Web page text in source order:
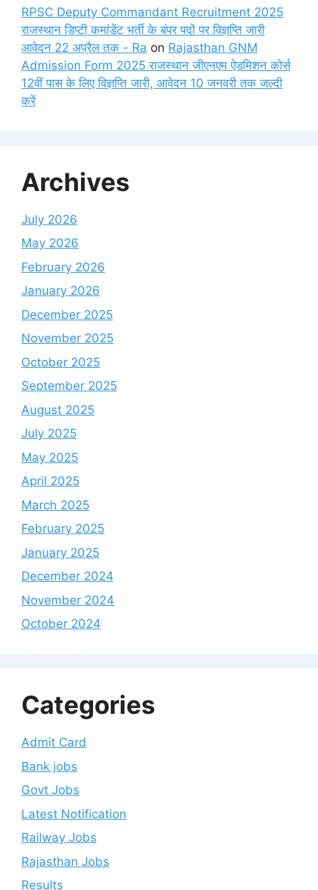
RPSC Deputy Commandant Recruitment 2025
राजस्थान डिप्टी कमांडेंट भर्ती के बंपर पदों पर विज्ञप्ति जारी
आवेदन 22 अप्रैल तक - Ra on Rajasthan GNM
Admission Form 2025 राजस्थान जीएनएम ऐडमिशन कोर्स
12वीं पास के लिए विज्ञप्ति जारी, आवेदन 10 जनवरी तक जल्दी
करें
Archives
July 2026
May 2026
February 2026
January 2026
December 2025
November 2025
October 2025
September 2025
August 2025
July 2025
May 2025
April 2025
March 2025
February 2025
January 2025
December 2024
November 2024
October 2024
Categories
Admit Card
Bank jobs
Govt Jobs
Latest Notification
Railway Jobs
Rajasthan Jobs
Results